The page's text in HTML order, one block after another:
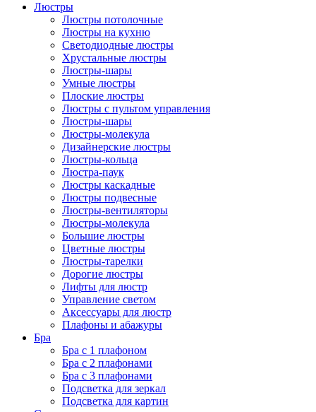
Люстры
Люстры потолочные
Люстры на кухню
Светодиодные люстры
Хрустальные люстры
Люстры-шары
Умные люстры
Плоские люстры
Люстры с пультом управления
Люстры-шары
Люстры-молекула
Дизайнерские люстры
Люстры-кольца
Люстра-паук
Люстры каскадные
Люстры подвесные
Люстры-вентиляторы
Люстры-молекула
Большие люстры
Цветные люстры
Люстры-тарелки
Дорогие люстры
Лифты для люстр
Управление светом
Аксессуары для люстр
Плафоны и абажуры
Бра
Бра с 1 плафоном
Бра с 2 плафонами
Бра с 3 плафонами
Подсветка для зеркал
Подсветка для картин